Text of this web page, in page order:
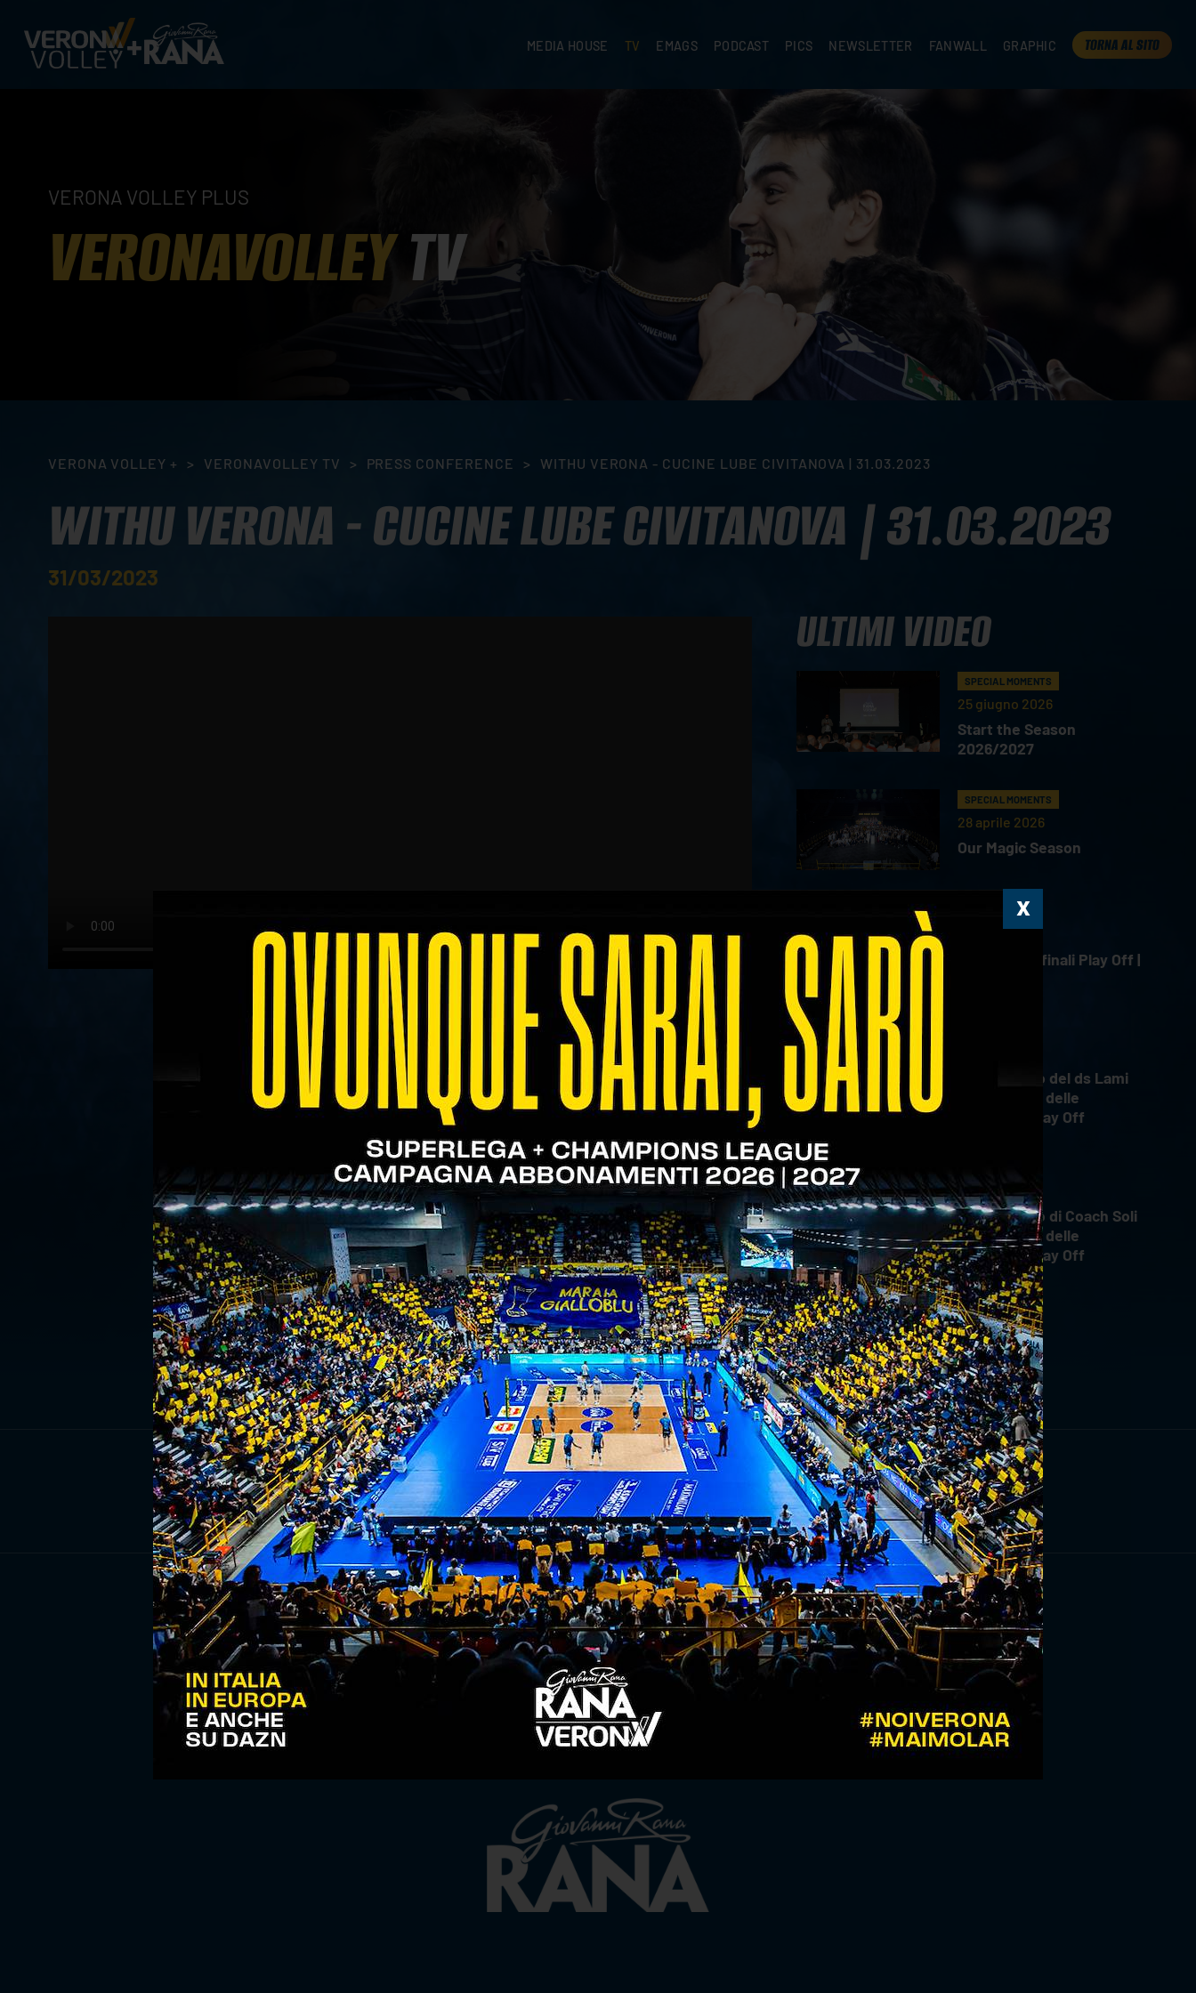
MEDIA HOUSE TV EMAGS PODCAST PICS NEWSLETTER FANWALL GRAPHIC TORNA AL SITO
VERONA VOLLEY PLUS
VERONAVOLLEYTV
VERONA VOLLEY + > VERONAVOLLEY TV > PRESS CONFERENCE > WITHU VERONA - CUCINE LUBE CIVITANOVA | 31.03.2023
WITHU VERONA - CUCINE LUBE CIVITANOVA | 31.03.2023
31/03/2023
ULTIMI VIDEO
SPECIAL MOMENTS
25 giugno 2026
Start the Season
2026/2027
SPECIAL MOMENTS
28 aprile 2026
Our Magic Season
HIGHLIGHTS
18 aprile 2026
Gara 4 Semifinali Play Off |
Il commento del ds Lami
dopo Gara 4 delle
Semifinali Play Off
18 aprile 2026
Il commento di Coach Soli
dopo Gara 4 delle
Semifinali Play Off
ISCRIVITI ALLANEWSLETTER ISCRIVITI ORA